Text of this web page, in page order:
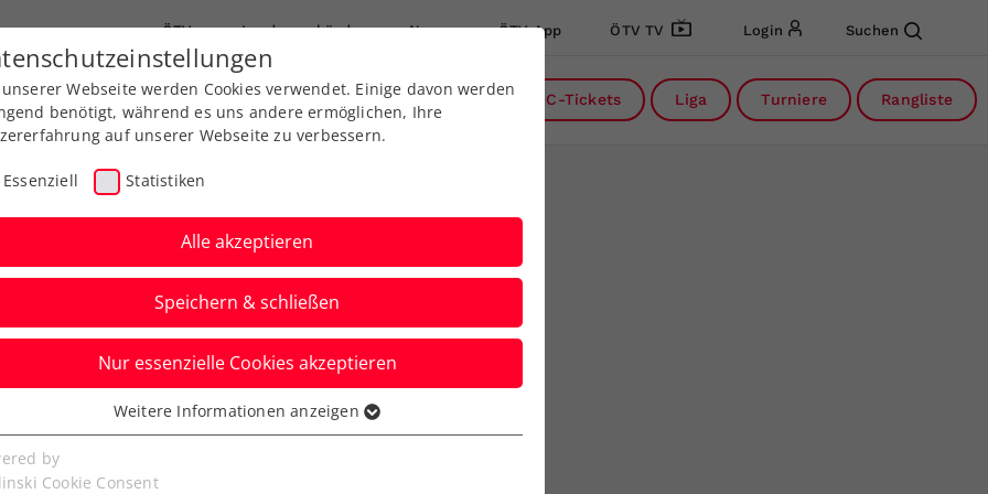
ÖTV Landesverbände News ÖTV App ÖTV TV Login Suchen
Ausbildungen Services Über uns DC-Tickets Liga Turniere Rangliste
vu für Schwärzler
York
Webseite werden Cookies verwendet. Einige davon werden
benötigt, während es uns andere ermöglichen, Ihre
auf unserer Webseite zu verbessern.
Essenziell Statistiken
Alle akzeptieren
Speichern & schließen
Nur essenzielle Cookies akzeptieren
Cookies werden für grundlegende Funktionen der
benötigt. Dadurch ist gewährleistet, dass die Webseite
Weitere Informationen anzeigen
by
Cookie Consent